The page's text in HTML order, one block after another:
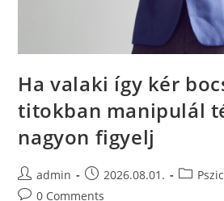
Ha valaki így kér
titokban manipulál
nagyon figyelj
admin 2026.08.01.
0 Comments